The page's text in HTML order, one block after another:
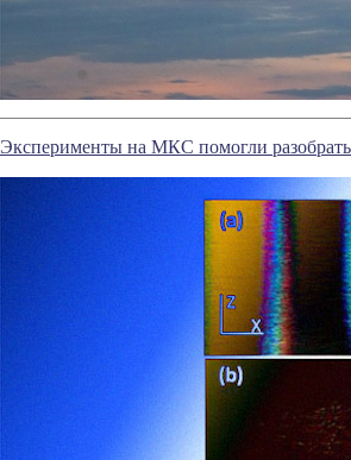
Эксперименты на МКС помогли